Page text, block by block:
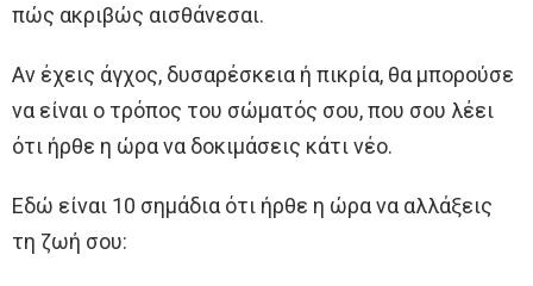
πώς ακριβώς αισθάνεσαι.
Αν έχεις άγχος, δυσαρέσκεια ή πικρία, θα μπορούσε
να είναι ο τρόπος του σώματός σου, που σου λέει
ότι ήρθε η ώρα να δοκιμάσεις κάτι νέο.
Εδώ είναι 10 σημάδια ότι ήρθε η ώρα να αλλάξεις
τη ζωή σου: